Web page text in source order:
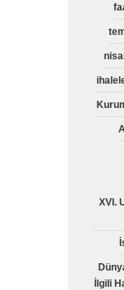
XVI.
İlgili